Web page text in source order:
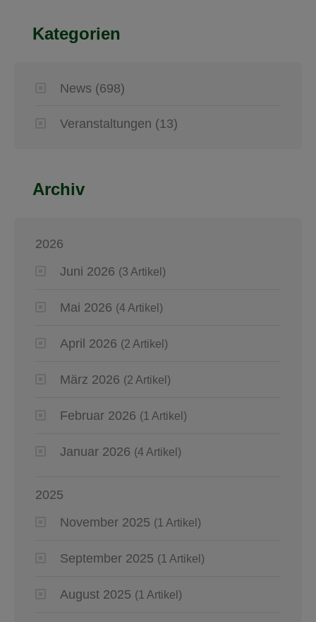
Kategorien
News (698)
Veranstaltungen (13)
Archiv
2026
Juni 2026 (3 Artikel)
Mai 2026 (4 Artikel)
April 2026 (2 Artikel)
März 2026 (2 Artikel)
Februar 2026 (1 Artikel)
Januar 2026 (4 Artikel)
2025
November 2025 (1 Artikel)
September 2025 (1 Artikel)
August 2025 (1 Artikel)